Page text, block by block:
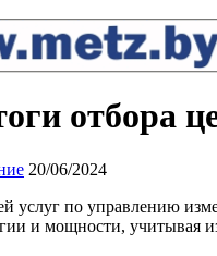
отбора
20/06/2024
услуг по управлению
и мощности,